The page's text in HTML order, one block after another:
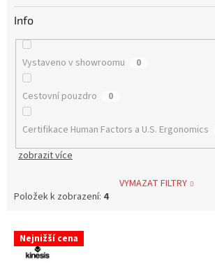
Info
Vystaveno v showroomu 0
Cestovní pouzdro 0
Certifikace Human Factors a U.S. Ergonomics
zobrazit více
VYMAZAT FILTRY
Položek k zobrazení: 4
V Nejnižší cena